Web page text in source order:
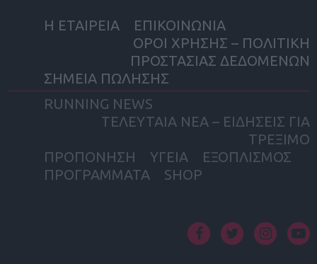
Η ΕΤΑΙΡΕΙΑ
ΕΠΙΚΟΙΝΩΝΙΑ
ΟΡΟΙ ΧΡΗΣΗΣ – ΠΟΛΙΤΙΚΗ
ΠΡΟΣΤΑΣΙΑΣ ΔΕΔΟΜΕΝΩΝ
ΣΗΜΕΙΑ ΠΩΛΗΣΗΣ
RUNNING NEWS
ΤΕΛΕΥΤΑΙΑ ΝΕΑ – ΕΙΔΗΣΕΙΣ ΓΙΑ
ΤΡΕΞΙΜΟ
ΠΡΟΠΟΝΗΣΗ
ΥΓΕΙΑ
ΕΞΟΠΛΙΣΜΟΣ
ΠΡΟΓΡΑΜΜΑΤΑ
SHOP